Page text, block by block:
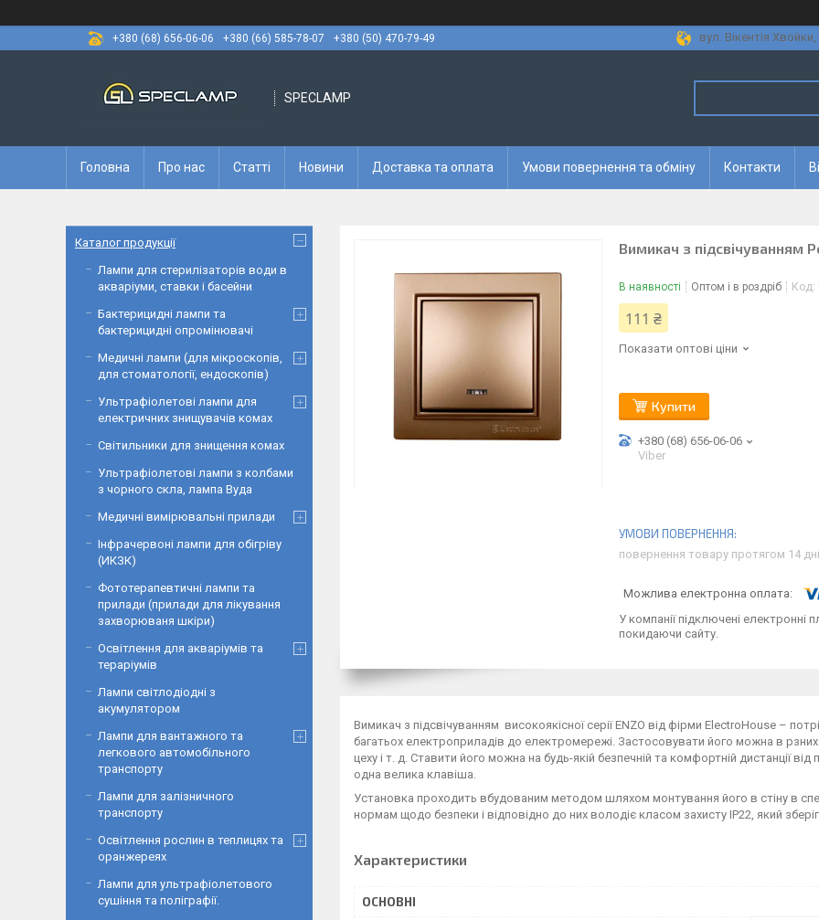
+380 (68) 656-06-06 +380 (66) 585-78-07 +380 (50) 470-79-49 вул. Вікентія
SPECLAMP
Головна Про нас Статті Новини Доставка та оплата Умови повернення та обміну Контакти
Вимикач з підсвічуванням
В наявності Оптом і в роздріб Код:
111 ₴
Показати оптові ціни
Купити
+380 (68) 656-06-06
Viber
повернення товару протягом 14
У компанії підключені електронні
покидаючи сайту.
Вимикач з підсвічуванням високоякісної серії ENZO від фірми ElectroHouse –
багатьох електроприладів до електромережі. Застосовувати його можна в рзних
цеху і т. д. Ставити його можна на будь-якій безпечній та комфортній дистанції
одна велика клавіша.
Установка проходить вбудованим методом шляхом монтування його в стіну в
нормам щодо безпеки і відповідно до них володіє класом захисту IP22, який
Характеристики
ОСНОВНІ
Каталог продукції
Лампи для стерилізаторів води в
акваріуми, ставки і басейни
Бактерицидні лампи та
бактерицидні опромінювачі
Медичні лампи (для мікроскопів,
для стоматології, ендоскопів)
Ультрафіолетові лампи для
електричних знищувачів комах
Світильники для знищення комах
Ультрафіолетові лампи з колбами
з чорного скла, лампа Вуда
Медичні вимірювальні прилади
Інфрачервоні лампи для обігріву
(ИКЗК)
Фототерапевтичні лампи та
прилади (прилади для лікування
захворюваня шкіри)
Освітлення для акваріумів та
тераріумів
Лампи світлодіодні з
акумулятором
Лампи для вантажного та
легкового автомобільного
транспорту
Лампи для залізничного
транспорту
Освітлення рослин в теплицях та
оранжереях
Лампи для ультрафіолетового
сушіння та поліграфії.